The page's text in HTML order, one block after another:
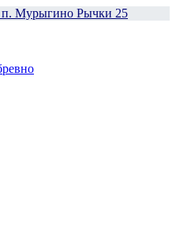
п. Мурыгино Рычки 25